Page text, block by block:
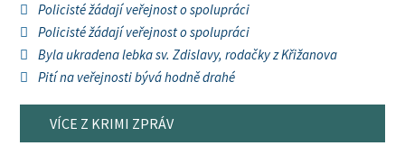
Policisté žádají veřejnost o spolupráci
Policisté žádají veřejnost o spolupráci
Byla ukradena lebka sv. Zdislavy, rodačky z Křižanova
Pití na veřejnosti bývá hodně drahé
VÍCE Z KRIMI ZPRÁV